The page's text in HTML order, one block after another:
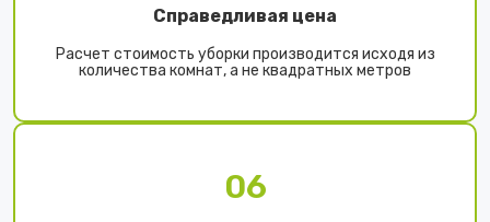
Справедливая цена
Расчет стоимость уборки производится исходя из
количества комнат, а не квадратных метров
06